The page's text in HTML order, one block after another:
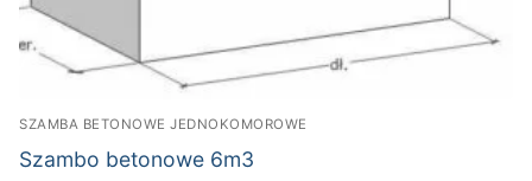
SZAMBA BETONOWE JEDNOKOMOROWE
Szambo betonowe 6m3